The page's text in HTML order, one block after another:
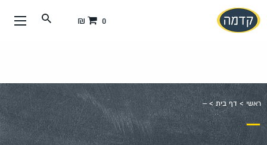
עבור
אל
0 ₪
ראשי >דף בית>
–
–